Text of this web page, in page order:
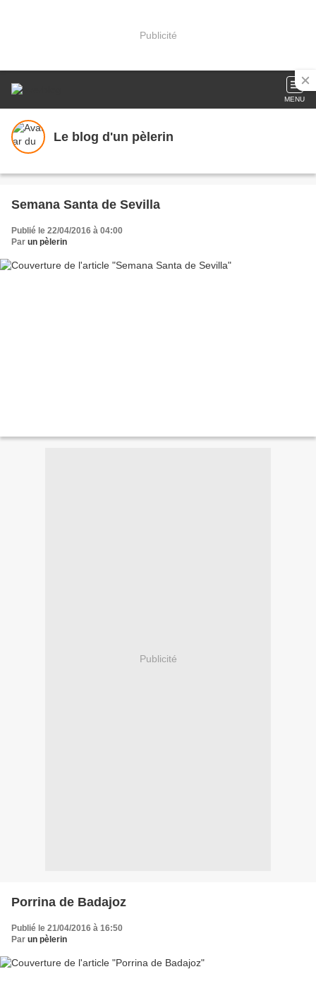
Publicité
MENU
Le blog d'un pèlerin
Semana Santa de Sevilla
Publié le 22/04/2016 à 04:00
Par un pèlerin
Publicité
Porrina de Badajoz
Publié le 21/04/2016 à 16:50
Par un pèlerin